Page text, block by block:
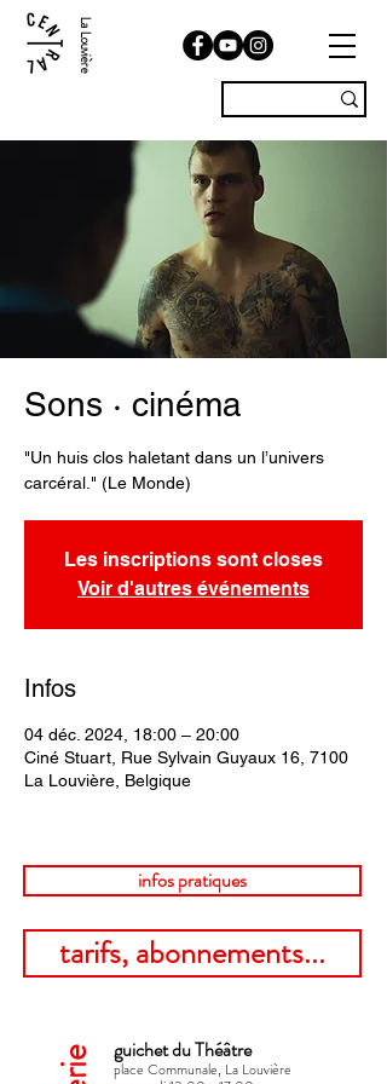
La Louvière
Sons · cinéma
"Un huis clos haletant dans un l’univers
carcéral." (Le Monde)
Les inscriptions sont closes
Voir d'autres événements
Infos
04 déc. 2024, 18:00 – 20:00
Ciné Stuart, Rue Sylvain Guyaux 16, 7100
La Louvière, Belgique
infos pratiques
tarifs, abonnements...
guichet du Théâtre
place Communale, La Louvière